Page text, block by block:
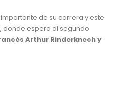
de su carrera y este
donde espera al segundo
Arthur Rinderknech y